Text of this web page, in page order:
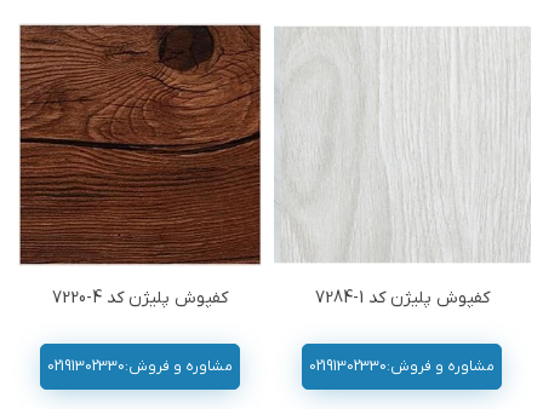
کفپوش پلیژن کد 1-7284
مشاوره و فروش:02191302330
کفپوش پلیژن کد 4-7220
مشاوره و فروش:02191302330